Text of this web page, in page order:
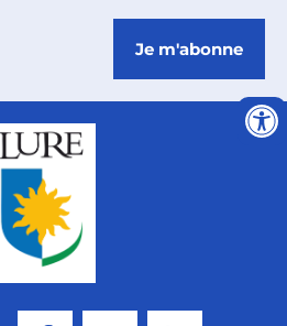
Je m'abonne